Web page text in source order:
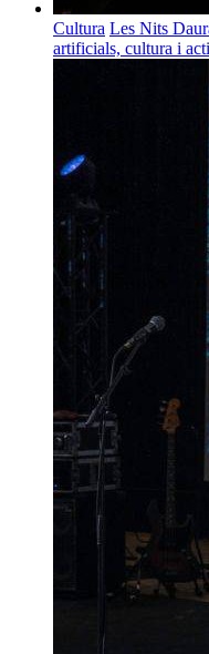
Cultura Les Nits
artificials, cultura i